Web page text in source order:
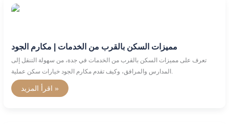
مميزات السكن بالقرب من الخدمات | مكارم الجود
تعرف على مميزات السكن بالقرب من الخدمات في جدة، من سهولة التنقل إلى
مكارم
الجود
اقرأ المزيد »